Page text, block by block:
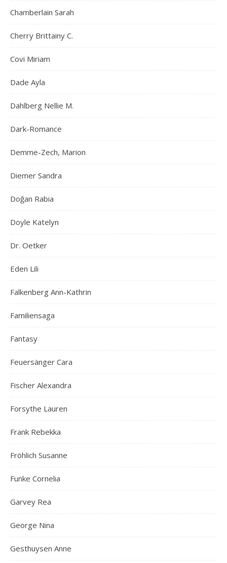
Chamberlain Sarah
Cherry Brittainy C.
Covi Miriam
Dade Ayla
Dahlberg Nellie M.
Dark-Romance
Demme-Zech, Marion
Diemer Sandra
Doğan Rabia
Doyle Katelyn
Dr. Oetker
Eden Lili
Falkenberg Ann-Kathrin
Familiensaga
Fantasy
Feuersänger Cara
Fischer Alexandra
Forsythe Lauren
Frank Rebekka
Fröhlich Susanne
Funke Cornelia
Garvey Rea
George Nina
Gesthuysen Anne